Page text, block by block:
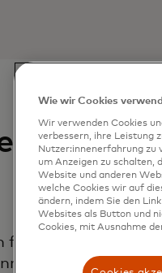
fünf Märkten:
Frankreich,
Wie wir Cookies
Wir verwenden Cookies
verbessern, ihre Leistung
Nutzer:innenerfahrung zu
um Anzeigen zu schalten,
Website und anderen
welche Cookies wir auf
ändern, indem Sie den
Websites als Button und
Cookies, mit Ausnahme